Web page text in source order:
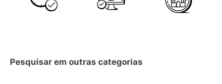
Pesquisar em outras categorias